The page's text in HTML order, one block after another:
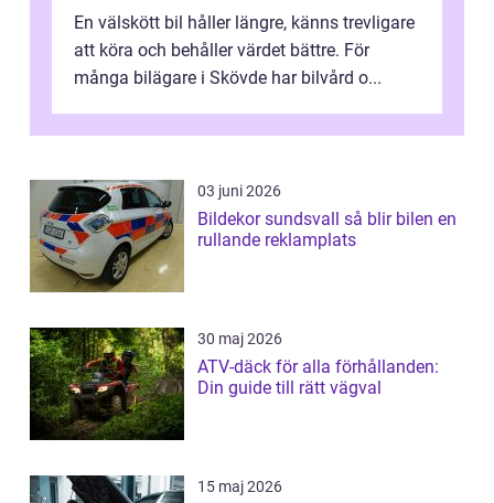
En välskött bil håller längre, känns trevligare
att köra och behåller värdet bättre. För
många bilägare i Skövde har bilvård o...
03 juni 2026
Bildekor sundsvall så blir bilen en
rullande reklamplats
30 maj 2026
ATV-däck för alla förhållanden:
Din guide till rätt vägval
15 maj 2026